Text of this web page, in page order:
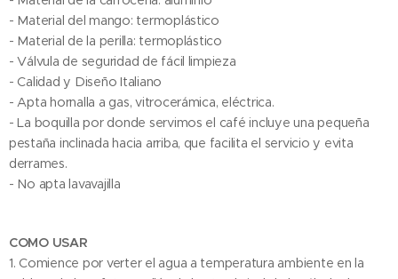
- Material del mango: termoplástico
- Material de la perilla: termoplástico
- Válvula de seguridad de fácil limpieza
- Calidad y Diseño Italiano
- Apta hornalla a gas, vitrocerámica, eléctrica.
- La boquilla por donde servimos el café incluye una pequeña
pestaña inclinada hacia arriba, que facilita el servicio y evita
derrames.
- No apta lavavajilla
COMO USAR
1. Comience por verter el agua a temperatura ambiente en la